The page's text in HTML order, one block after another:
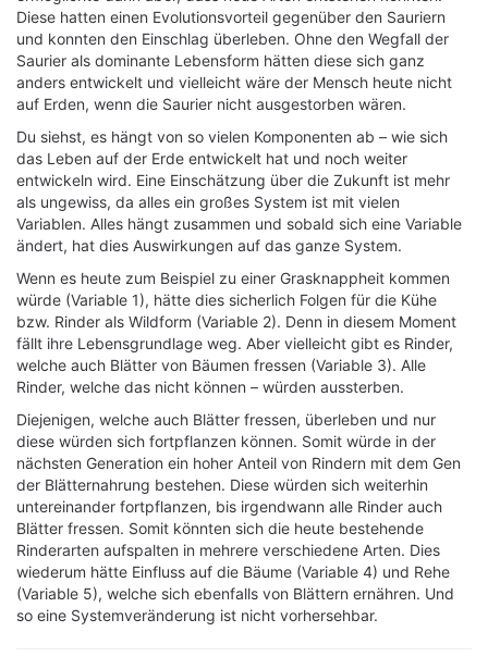
Diese hatten einen Evolutionsvorteil gegenüber den Sauriern
und konnten den Einschlag überleben. Ohne den Wegfall der
Saurier als dominante Lebensform hätten diese sich ganz
anders entwickelt und vielleicht wäre der Mensch heute nicht
auf Erden, wenn die Saurier nicht ausgestorben wären.
Du siehst, es hängt von so vielen Komponenten ab – wie sich
das Leben auf der Erde entwickelt hat und noch weiter
entwickeln wird. Eine Einschätzung über die Zukunft ist mehr
als ungewiss, da alles ein großes System ist mit vielen
Variablen. Alles hängt zusammen und sobald sich eine Variable
ändert, hat dies Auswirkungen auf das ganze System.
Wenn es heute zum Beispiel zu einer Grasknappheit kommen
würde (Variable 1), hätte dies sicherlich Folgen für die Kühe
bzw. Rinder als Wildform (Variable 2). Denn in diesem Moment
fällt ihre Lebensgrundlage weg. Aber vielleicht gibt es Rinder,
welche auch Blätter von Bäumen fressen (Variable 3). Alle
Rinder, welche das nicht können – würden aussterben.
Diejenigen, welche auch Blätter fressen, überleben und nur
diese würden sich fortpflanzen können. Somit würde in der
nächsten Generation ein hoher Anteil von Rindern mit dem Gen
der Blätternahrung bestehen. Diese würden sich weiterhin
untereinander fortpflanzen, bis irgendwann alle Rinder auch
Blätter fressen. Somit könnten sich die heute bestehende
Rinderarten aufspalten in mehrere verschiedene Arten. Dies
wiederum hätte Einfluss auf die Bäume (Variable 4) und Rehe
(Variable 5), welche sich ebenfalls von Blättern ernähren. Und
so eine Systemveränderung ist nicht vorhersehbar.